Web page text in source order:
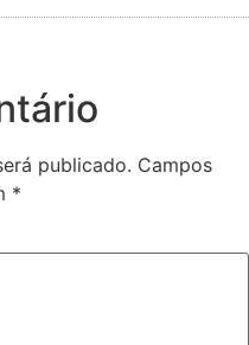
publicado. Campos
*